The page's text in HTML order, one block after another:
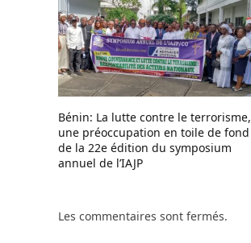
Bénin: La lutte contre le terrorisme,
une préoccupation en toile de fond
de la 22e édition du symposium
annuel de l’IAJP
Les commentaires sont fermés.